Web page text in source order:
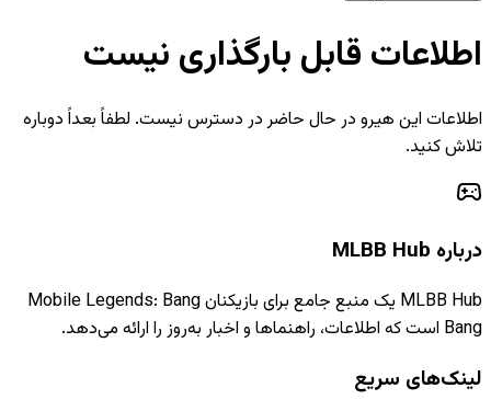
اطلاعات قابل بارگذاری نیست
اطلاعات این هیرو در حال حاضر در دسترس نیست. لطفاً بعداً دوباره
تلاش کنید.
درباره MLBB Hub
MLBB Hub یک منبع جامع برای بازیکنان Mobile Legends: Bang
Bang است که اطلاعات، راهنماها و اخبار به‌روز را ارائه می‌دهد.
لینک‌های سریع